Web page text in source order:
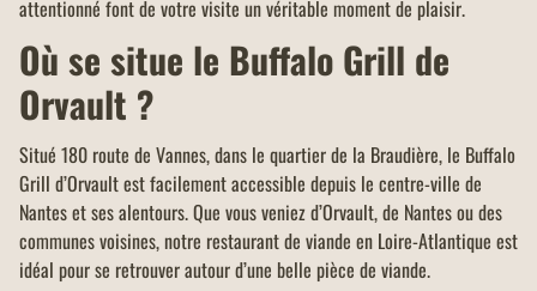
attentionné font de votre visite un véritable moment de plaisir.
Où se situe le Buffalo Grill de
Orvault ?
Situé 180 route de Vannes, dans le quartier de la Braudière, le Buffalo
Grill d’Orvault est facilement accessible depuis le centre-ville de
Nantes et ses alentours. Que vous veniez d’Orvault, de Nantes ou des
communes voisines, notre restaurant de viande en Loire-Atlantique est
idéal pour se retrouver autour d’une belle pièce de viande.